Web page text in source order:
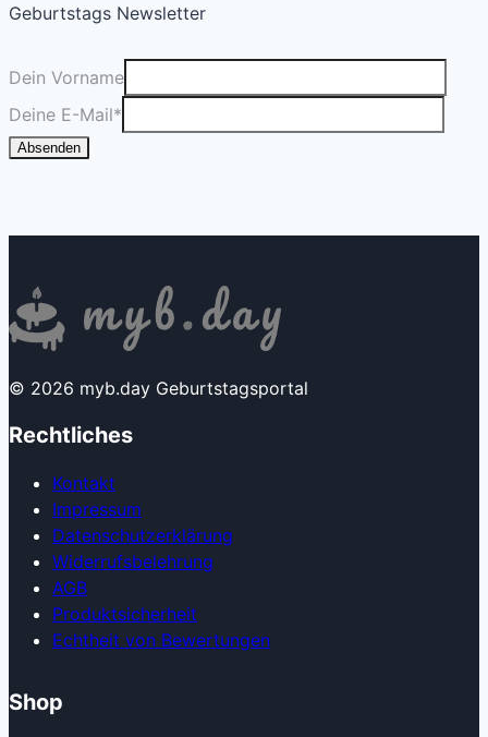
Geburtstags Newsletter
Dein Vorname
Deine E-Mail*
Absenden
© 2026 myb.day Geburtstagsportal
Rechtliches
Kontakt
Impressum
Datenschutzerklärung
Widerrufsbelehrung
AGB
Produkt­sicherheit
Echtheit von Bewertungen
Shop